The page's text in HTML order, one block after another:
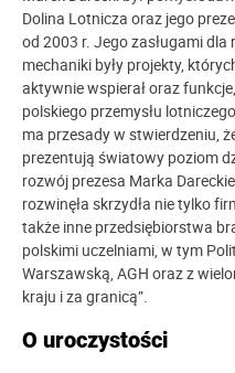
Dolina Lotnicza oraz jego
od 2003 r. Jego zasługami
mechaniki były projekty,
aktywnie wspierał oraz
polskiego przemysłu
ma przesady w stwierdzeniu,
prezentują światowy poziom
rozwój prezesa Marka
rozwinęła skrzydła nie tylko
także inne przedsiębiorstwa
polskimi uczelniami, w tym
Warszawską, AGH oraz z
kraju i za granicą”.
O uroczystości